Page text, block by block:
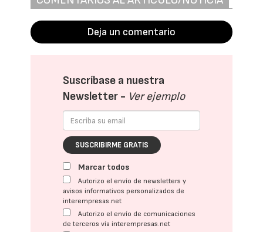
Deja un comentario
Suscríbase a nuestra
Newsletter - Ver ejemplo
SUSCRIBIRME GRATIS
Marcar todos
Autorizo el envío de newsletters y
avisos informativos personalizados de
interempresas.net
Autorizo el envío de comunicaciones
de terceros vía interempresas.net